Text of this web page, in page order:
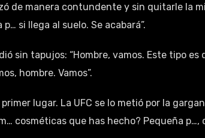
de manera contundente y sin quitarle la
si llega al suelo. Se acabará”.
sin tapujos: “Hombre, vamos. Este tipo es
hombre. Vamos”.
lugar. La UFC se lo metió por la
cosméticas que has hecho? Pequeña p…,